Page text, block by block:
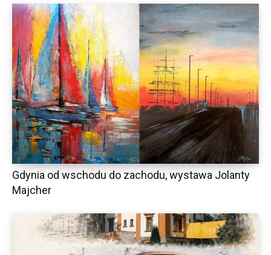
Gdynia od wschodu do zachodu, wystawa Jolanty
Majcher